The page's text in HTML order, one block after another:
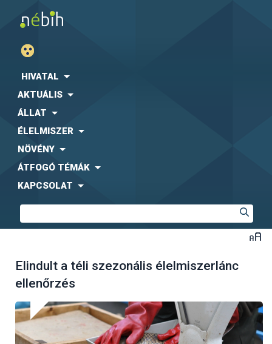
HIVATAL
AKTUÁLIS
ÁLLAT
ÉLELMISZER
NÖVÉNY
ÁTFOGÓ TÉMÁK
KAPCSOLAT
Elindult a téli szezonális élelmiszerlánc
ellenőrzés